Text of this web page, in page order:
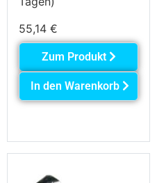
55,14 €
Zum Produkt
In den Warenkorb